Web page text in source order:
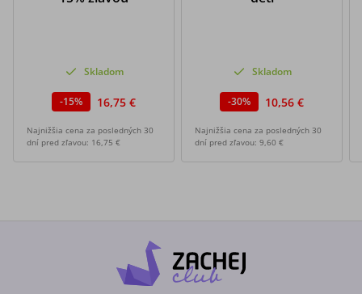
Skladom
-15% 16,75 €
Najnižšia cena za posledných 30
dní pred zľavou: 16,75 €
Skladom
-30% 10,56 €
Najnižšia cena za posledných 30
dní pred zľavou: 9,60 €